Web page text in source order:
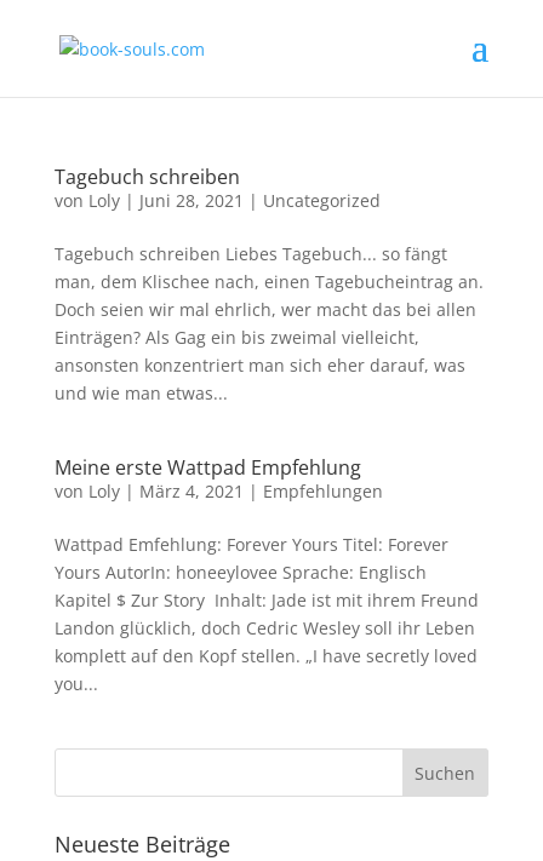
Tagebuch schreiben
von Loly| Juni 28, 2021 | Uncategorized
Tagebuch schreiben Liebes Tagebuch... so fängt
man, dem Klischee nach, einen Tagebucheintrag an.
Doch seien wir mal ehrlich, wer macht das bei allen
Einträgen? Als Gag ein bis zweimal vielleicht,
ansonsten konzentriert man sich eher darauf, was
und wie man etwas...
Meine erste Wattpad Empfehlung
von Loly| März 4, 2021 | Empfehlungen
Wattpad Emfehlung: Forever Yours Titel: Forever
Yours AutorIn: honeeylovee Sprache: Englisch
Kapitel $ Zur Story Inhalt: Jade ist mit ihrem Freund
Landon glücklich, doch Cedric Wesley soll ihr Leben
komplett auf den Kopf stellen. „I have secretly loved
you...
Neueste Beiträge